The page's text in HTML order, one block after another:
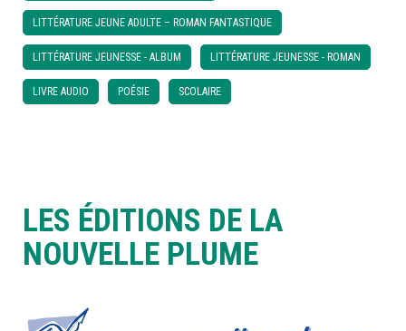
LES ÉDITIONS DE LA
NOUVELLE PLUME
LITTÉRATURE JEUNE ADULTE – ROMAN FANTASTIQUE
LITTÉRATURE JEUNESSE - ALBUM LITTÉRATURE JEUNESSE - ROMAN
LIVRE AUDIO POÉSIE SCOLAIRE